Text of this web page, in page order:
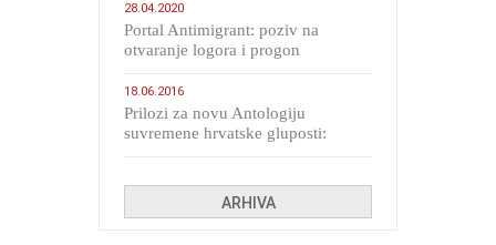
28.04.2020
Portal Antimigrant: poziv na
otvaranje logora i progon
18.06.2016
Prilozi za novu Antologiju
suvremene hrvatske gluposti:
ARHIVA